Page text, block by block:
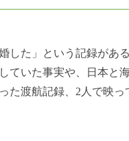
した」という記録があ
ていた事実や、日本と
た渡航記録、2人で映